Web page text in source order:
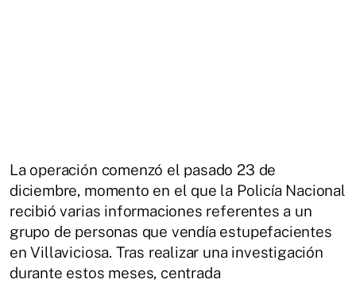
La operación comenzó el pasado 23 de
diciembre, momento en el que la Policía Nacional
recibió varias informaciones referentes a un
grupo de personas que vendía estupefacientes
en Villaviciosa. Tras realizar una investigación
durante estos meses, centrada